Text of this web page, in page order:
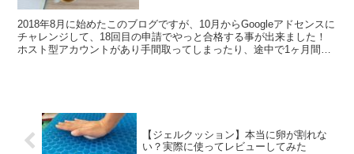
2018年8月に始めたこのブログですが、10月からGoogleアドセンスに
チャレンジして、18回目の申請でやっと合格する事が出来ました！
ホスト型アカウントがあり手間取ってしまったり、途中で1ヶ月間回
【ジェルクッション】本当に卵が割れな
い？実際に使ってレビューしてみた